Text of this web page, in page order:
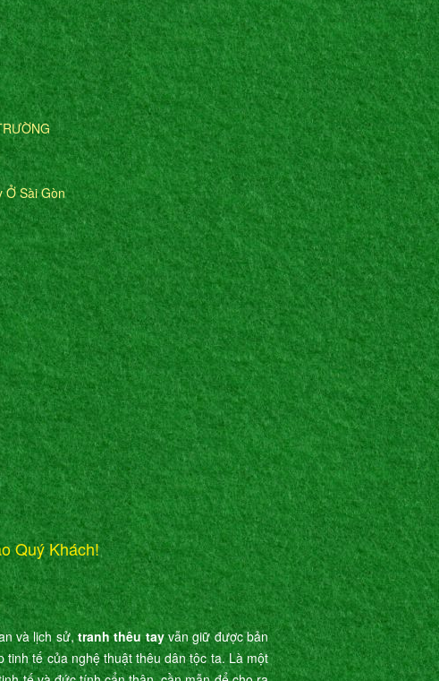
Ở Sài Gòn
Quý Khách!
và lịch sử,tranh thêu tayvẫn giữ được bản
tế của nghệ thuật thêu dân tộc ta. Là một